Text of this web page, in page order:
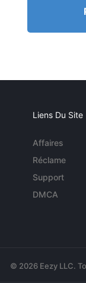
Liens Du Site
Affaires
Réclame
Support
DMCA
© 2026 Eezy LLC.